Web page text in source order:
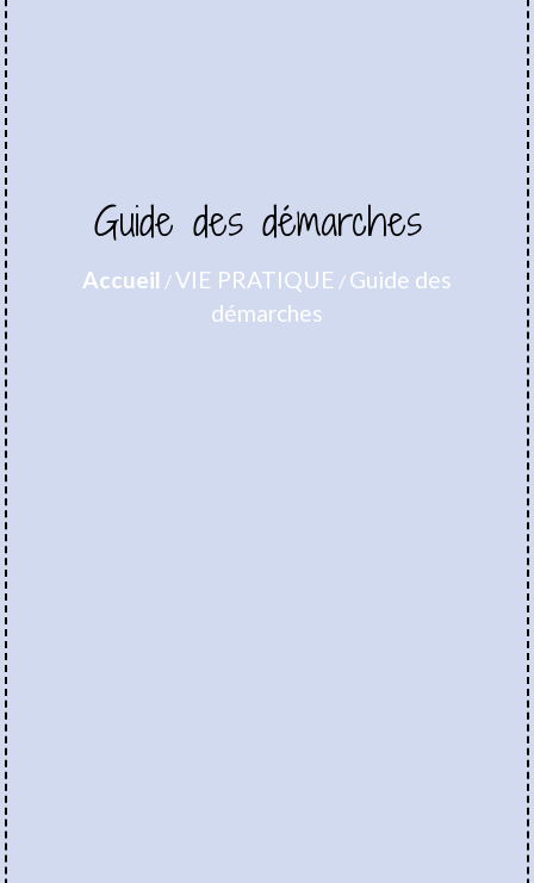
Guide des démarches
Accueil /VIE PRATIQUE / Guide des
démarches